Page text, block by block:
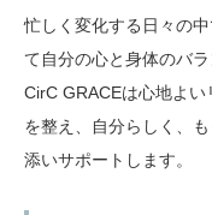
忙しく変化する日々の
て自分の心と身体のバ
CirC GRACEは心地よ
を整え、自分らしく、
添いサポートします。